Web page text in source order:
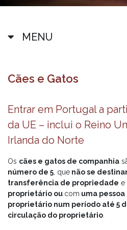
MENU
Cães e Gatos
Entrar em Portugal a
da UE – inclui o Reino
Irlanda do Norte
Os cães e gatos de companhia
número de 5 , que não se
transferência de propriedade e
proprietário ou com uma
proprietário num período até 5
circulação do proprietário